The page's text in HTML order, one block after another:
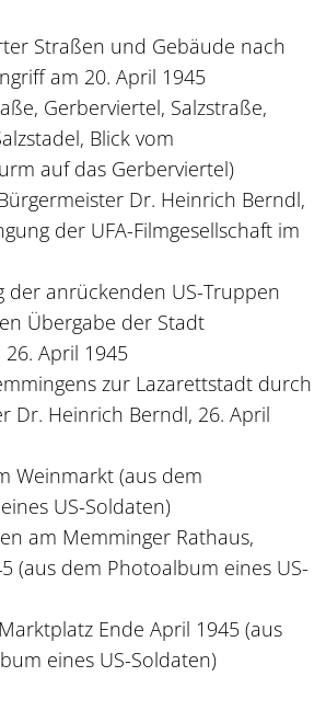
Straßen und Gebäude nach
am 20. April 1945
Gerberviertel, Salzstraße,
Blick vom
auf das Gerberviertel)
Dr. Heinrich Berndl,
der UFA-Filmgesellschaft im
der anrückenden US-Truppen
Übergabe der Stadt
April 1945
zur Lazarettstadt durch
Dr. Heinrich Berndl, 26. April
Weinmarkt (aus dem
US-Soldaten)
am Memminger Rathaus,
(aus dem Photoalbum eines US-
Ende April 1945 (aus
eines US-Soldaten)